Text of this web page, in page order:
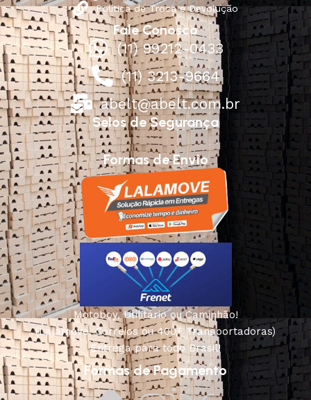
Política de Troca e Devolução
Fale Conosco
(11) 99212-0433
(11) 3213-9664
abelt@abelt.com.br
Selos de Segurança
Formas de Envio
Motoboy, Utilitário ou Caminhão!
(Lalamove, Correios ou 400+ Transportadoras)
Entrega para todo Brasil!
Formas de Pagamento